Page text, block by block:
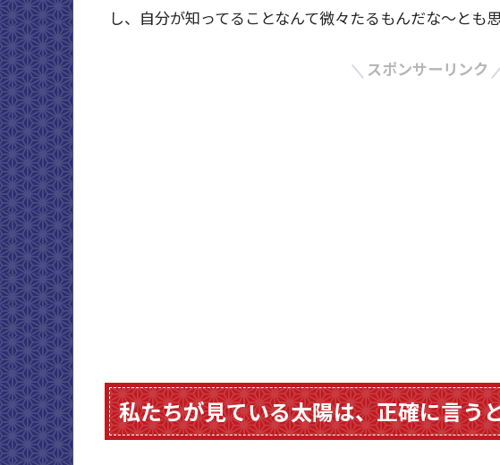
し、自分が知ってることなんて微々たるもんだな～とも思
スポンサーリンク
私たちが見ている太陽は、正確に言う